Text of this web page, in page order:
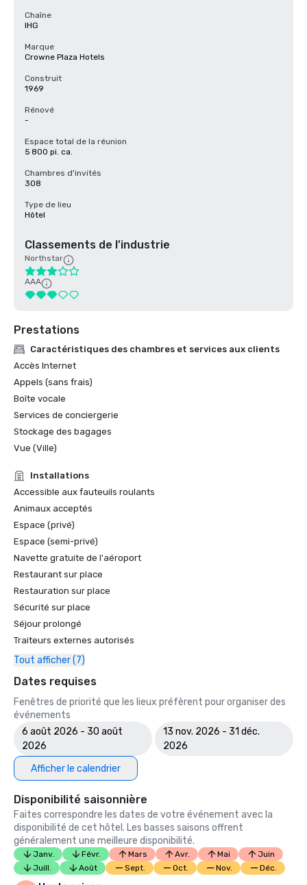
Chaîne
IHG
Marque
Crowne Plaza Hotels
Construit
1969
Rénové
-
Espace total de la réunion
5 800 pi. ca.
Chambres d'invités
308
Type de lieu
Hôtel
Classements de l'industrie
Northstar
AAA
Prestations
Caractéristiques des chambres et services aux clients
Accès Internet
Appels (sans frais)
Boîte vocale
Services de conciergerie
Stockage des bagages
Vue (Ville)
Installations
Accessible aux fauteuils roulants
Animaux acceptés
Espace (privé)
Espace (semi-privé)
Navette gratuite de l'aéroport
Restaurant sur place
Restauration sur place
Sécurité sur place
Séjour prolongé
Traiteurs externes autorisés
Tout afficher (7)
Dates requises
Fenêtres de priorité que les lieux préfèrent pour organiser des
événements
6 août 2026 - 30 août
2026
13 nov. 2026 - 31 déc.
2026
Afficher le calendrier
Disponibilité saisonnière
Faites correspondre les dates de votre événement avec la
disponibilité de cet hôtel. Les basses saisons offrent
généralement une meilleure disponibilité.
Janv. Févr. Mars Avr. Mai
Juin
Juill.
Août Sept. Oct. Nov. Déc.